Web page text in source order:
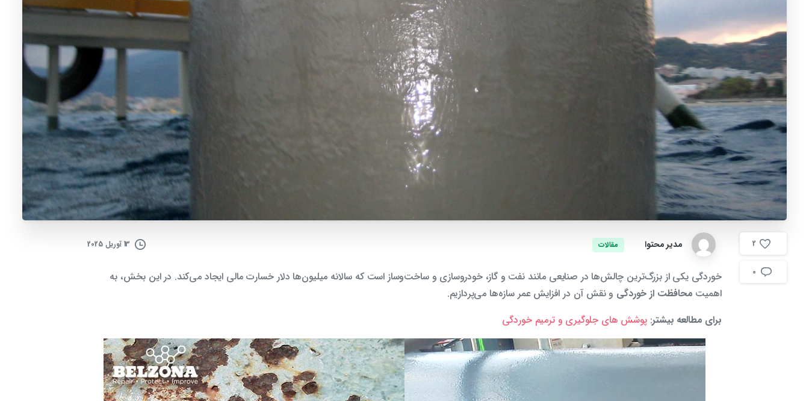
2
0
مدیر محتوا مقالات 13 آوریل 2025
خوردگی یکی از بزرگ‌ترین چالش‌ها در صنایعی مانند نفت و گاز، خودروسازی و ساخت‌وساز است که سالانه میلیون‌ها دلار خسارت مالی ایجاد می‌کند. در این بخش، به
اهمیت محافظت از خوردگی و نقش آن در افزایش عمر سازه‌ها می‌پردازیم.
برای مطالعه بیشتر:پوشش های جلوگیری و ترمیم خوردگی